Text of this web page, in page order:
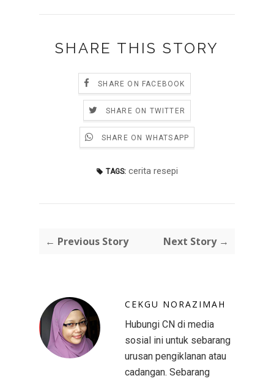
SHARE THIS STORY
SHARE ON FACEBOOK
SHARE ON TWITTER
SHARE ON WHATSAPP
TAGS: cerita resepi
← Previous Story Next Story →
CEKGU NORAZIMAH
Hubungi CN di media
sosial ini untuk sebarang
urusan pengiklanan atau
cadangan. Sebarang